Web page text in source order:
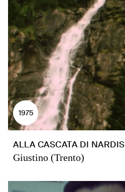
1975
ALLA CASCATA DI NARDIS
Giustino (Trento)